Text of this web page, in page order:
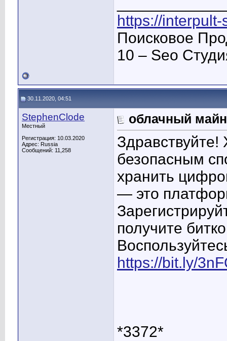
https://
Поисковое
10 – Seo
30.11.2020, 04:51
StephenClode
Местный
Регистрация: 10.03.2020
Адрес: Russia
Сообщений: 11,258
облачный
безопасным
хранить
— это
получите
https://bit.ly/
*3372*